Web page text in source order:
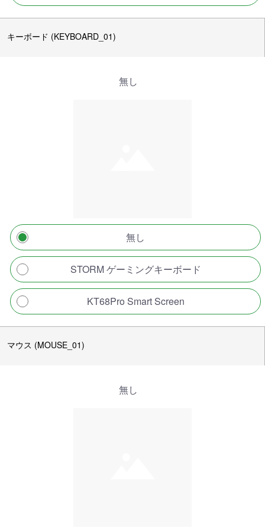
キーボード (KEYBOARD_01)
無し
無し
STORM ゲーミングキーボード
KT68Pro Smart Screen
マウス (MOUSE_01)
無し